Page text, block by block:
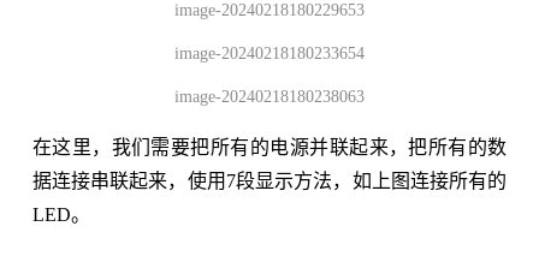
image-20240218180229653
image-20240218180233654
image-20240218180238063
在这里，我们需要把所有的电源并联起来，把所有的数
据连接串联起来，使用7段显示方法，如上图连接所有的
LED。